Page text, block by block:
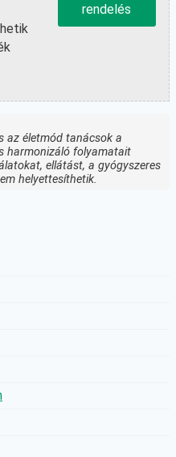
rendelés
az életmód tanácsok a
harmonizáló folyamatait
ellátást, a gyógyszeres
helyettesíthetik.